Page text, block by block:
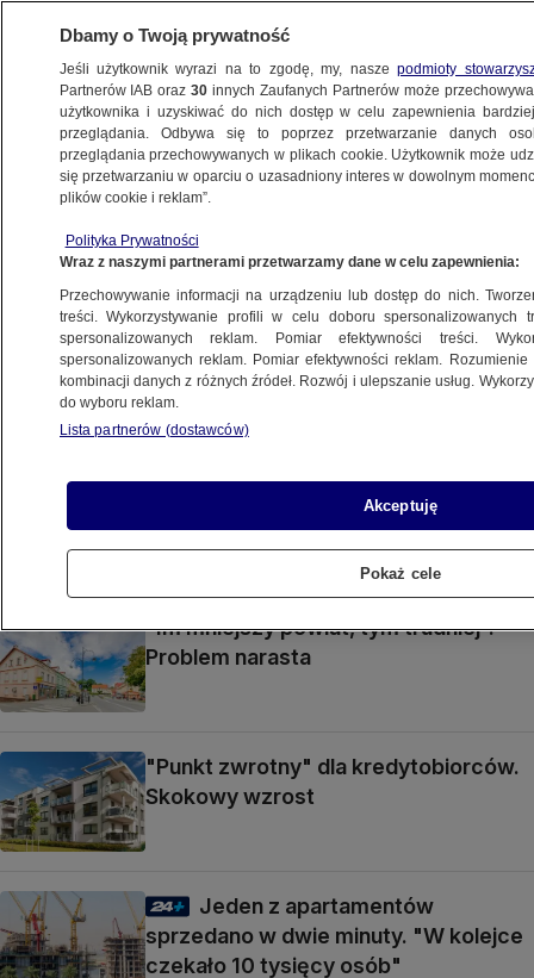
BIZNES
NIERUCHOMOŚCI
Zaskakująca sytuacja na rynku. "Dane
nie pozostawiają złudzeń"
NAJNOWSZE
To może być najdroższe mieszkanie
w Polsce
Wprowadzali klientów w błąd. Kary dla
sześciu deweloperów
"Im mniejszy powiat, tym trudniej".
Problem narasta
"Punkt zwrotny" dla kredytobiorców.
Skokowy wzrost
Jeden z apartamentów
sprzedano w dwie minuty. "W kolejce
czekało 10 tysięcy osób"
Dbamy o Twoją prywatność
Jeśli użytkownik wyrazi na to zgodę, my, naszepodmioty
Partnerów IAB oraz30 innych Zaufanych Partnerów może
użytkownika i uzyskiwać do nich dostęp w celu zapewnienia
przeglądania. Odbywa się to poprzez przetwarzanie danych
przeglądania przechowywanych w plikach cookie. Użytkownik może
się przetwarzaniu w oparciu o uzasadniony interes w dowolnym
plików cookie i reklam”.
Polityka Prywatności
Wraz z naszymi partnerami przetwarzamy dane w celu zapewnienia:
Przechowywanie informacji na urządzeniu lub dostęp do nich.
treści. Wykorzystywanie profili w celu doboru spersonalizowanych
spersonalizowanych reklam. Pomiar efektywności treści.
spersonalizowanych reklam. Pomiar efektywności reklam.
kombinacji danych z różnych źródeł. Rozwój i ulepszanie usług.
do wyboru reklam.
Lista partnerów (dostawców)
Akceptuję
Pokaż cele